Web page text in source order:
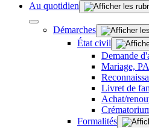
Au quotidien
Démarches
État civil
Demande
Mariage,
Livret de
Achat/
Formalités